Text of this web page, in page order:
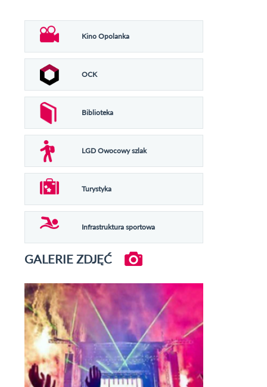
Kino Opolanka
OCK
Biblioteka
LGD Owocowy szlak
Turystyka
Infrastruktura sportowa
GALERIE ZDJĘĆ